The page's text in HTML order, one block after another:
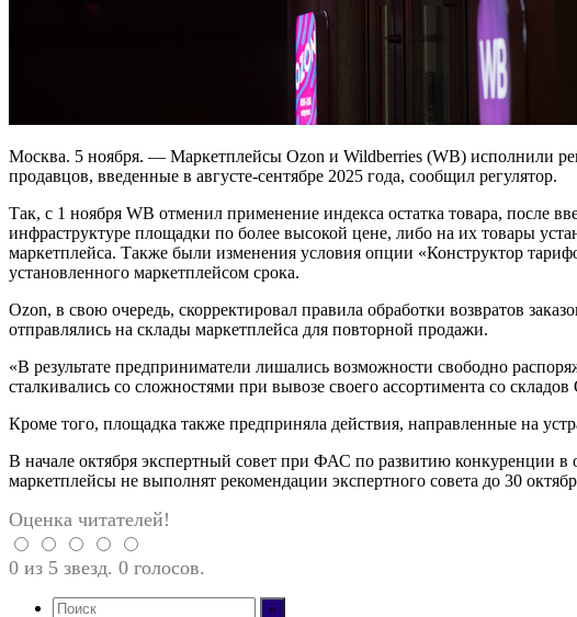
Москва. 5 ноября. — Маркетплейсы Ozon и Wildberries (WB) исполнили
продавцов, введенные в августе-сентябре 2025 года, сообщил регулятор.
Так, с 1 ноября WB отменил применение индекса остатка товара, после
инфраструктуре площадки по более высокой цене, либо на их товары
маркетплейса. Также были изменения условия опции «Конструктор
установленного маркетплейсом срока.
Ozon, в свою очередь, скорректировал правила обработки возвратов
отправлялись на склады маркетплейса для повторной продажи.
«В результате предприниматели лишались возможности свободно
сталкивались со сложностями при вывозе своего ассортимента со
Кроме того, площадка также предприняла действия, направленные на
В начале октября экспертный совет при ФАС по развитию конкуренции в
маркетплейсы не выполнят рекомендации экспертного совета до 30
Оценка читателей!
0 из 5 звезд. 0 голосов.